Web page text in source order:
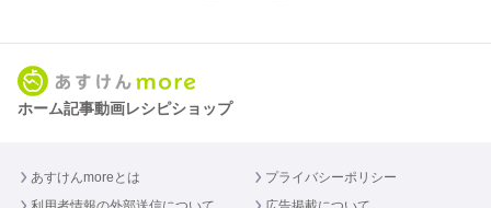
ホーム記事動画レシピショップ
あすけんmoreとは
プライバシーポリシー